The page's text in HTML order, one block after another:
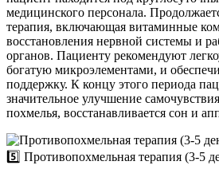
медицинского персонала.
терапия, включающая витаминные
восстановления нервной системы и
органов. Пациенту рекомендуют
богатую микроэлементами, и
поддержку. К концу этого периода
значительное улучшение
похмелья, восстанавливается сон и
5️⃣ Противопохмельная терапия (3-5